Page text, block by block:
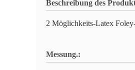
Beschreibung des
2 Möglichkeits-Latex
Messung.: